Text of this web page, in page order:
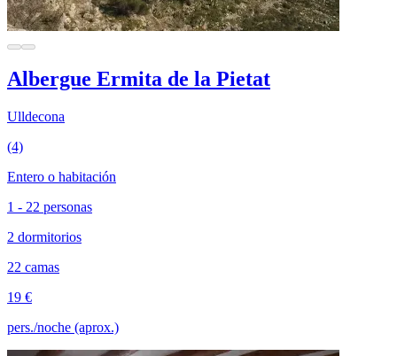
Albergue Ermita de la Pietat
Ulldecona
(4)
Entero o habitación
1 - 22 personas
2 dormitorios
22 camas
19 €
pers./noche (aprox.)